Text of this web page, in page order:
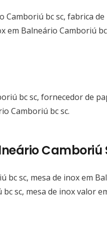
bc sc, fabrica de
em Balneário Camboriú bc
bc sc, fornecedor de
Camboriú bc sc.
Camboriú
bc sc, mesa de inox em
sc, mesa de inox valor
de Escadas Aço
de Aço Inox itajaí
guarda corpo aço inox
inox corrimões itajaí
aço inox iate itajaí
lancha aço inox itajaí